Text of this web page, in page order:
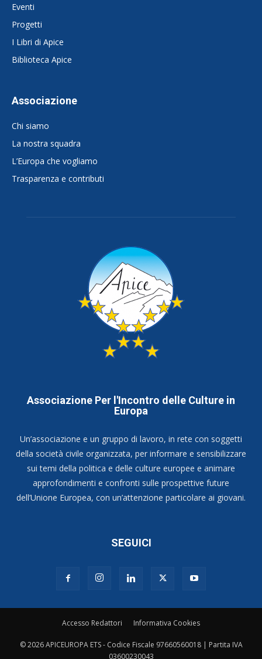
Eventi
Progetti
I Libri di Apice
Biblioteca Apice
Associazione
Chi siamo
La nostra squadra
L’Europa che vogliamo
Trasparenza e contributi
Associazione Per l'Incontro delle Culture in
Europa
Un’associazione e un gruppo di lavoro, in rete con soggetti
della società civile organizzata, per informare e sensibilizzare
sui temi della politica e delle culture europee e animare
approfondimenti e confronti sulle prospettive future
dell’Unione Europea, con un’attenzione particolare ai giovani.
SEGUICI
Accesso Redattori Informativa Cookies
© 2026 APICEUROPA ETS - Codice Fiscale 97660560018 | Partita IVA
03600230043